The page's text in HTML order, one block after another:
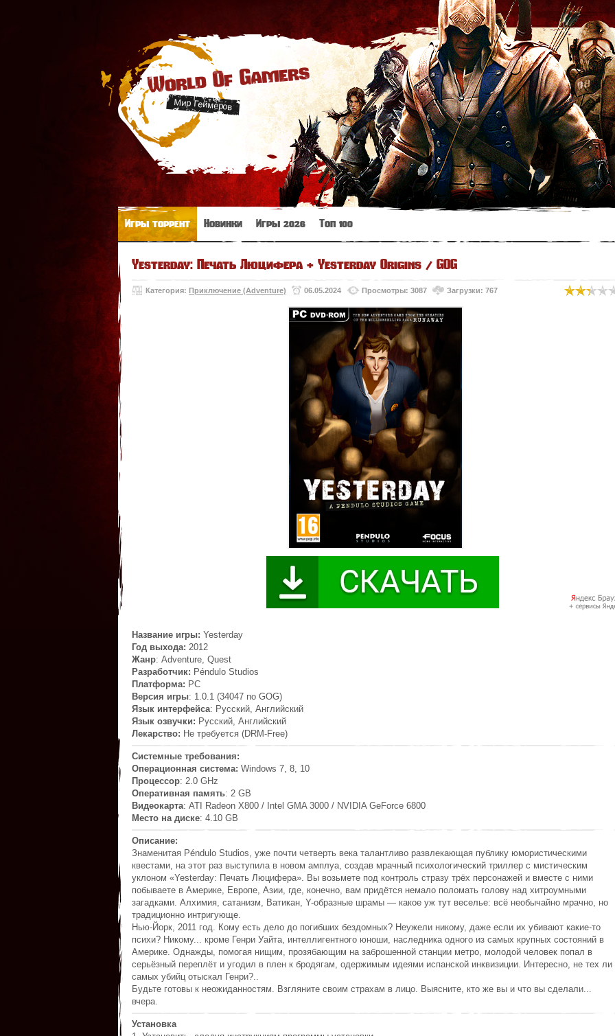
World Of Gamers
Мир Геймеров
Игры торрент Новинки Игры 2026 Топ 100
Yesterday: Печать Люцифера + Yesterday Origins / GOG
Категория: Приключение (Adventure) 06.05.2024 Просмотры: 3087 Загрузки: 767
Название игры: Yesterday
Год выхода: 2012
Жанр: Adventure, Quest
Разработчик: Péndulo Studios
Платформа: PC
Версия игры: 1.0.1 (34047 по GOG)
Язык интерфейса: Русский, Английский
Язык озвучки: Русский, Английский
Лекарство: Не требуется (DRM-Free)
Системные требования:
Операционная система: Windows 7, 8, 10
Процессор: 2.0 GHz
Оперативная память: 2 GB
Видеокарта: ATI Radeon X800 / Intel GMA 3000 / NVIDIA GeForce 6800
Место на диске: 4.10 GB
Описание:
Знаменитая Péndulo Studios, уже почти четверть века талантливо развлекающая публику юмористическими
квестами, на этот раз выступила в новом амплуа, создав мрачный психологический триллер с мистическим
уклоном «Yesterday: Печать Люцифера». Вы возьмете под контроль стразу трёх персонажей и вместе с ними
побываете в Америке, Европе, Азии, где, конечно, вам придётся немало поломать голову над хитроумными
загадками. Алхимия, сатанизм, Ватикан, Y-образные шрамы — какое уж тут веселье: всё необычайно мрачно, но
традиционно интригующе.
Нью-Йорк, 2011 год. Кому есть дело до погибших бездомных? Неужели никому, даже если их убивают какие-то
психи? Никому... кроме Генри Уайта, интеллигентного юноши, наследника одного из самых крупных состояний в
Америке. Однажды, помогая нищим, прозябающим на заброшенной станции метро, молодой человек попал в
серьёзный переплёт и угодил в плен к бродягам, одержимым идеями испанской инквизиции. Интересно, не тех ли
самых убийц отыскал Генри?..
Будьте готовы к неожиданностям. Взгляните своим страхам в лицо. Выясните, кто же вы и что вы сделали...
вчера.
Установка